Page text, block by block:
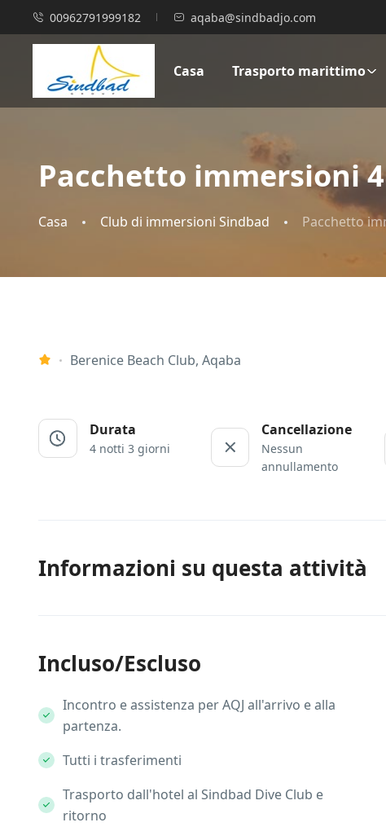
00962791999182 aqaba@sindbadjo.com
Casa Trasporto marittimo
Pacchetto immersioni
Casa Club di immersioni Sindbad Pacchetto
Berenice Beach Club, Aqaba
Durata
4 notti 3 giorni
Cancellazione
Nessun
annullamento
Informazioni su questa attività
Incluso/Escluso
Incontro e assistenza per AQJ all'arrivo e alla
partenza.
Tutti i trasferimenti
Trasporto dall'hotel al Sindbad Dive Club e
ritorno